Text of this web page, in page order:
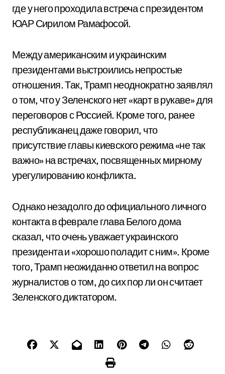
где у него проходила встреча с президентом
ЮАР Сирилом Рамафосой.
Между американским и украинским
президентами выстроились непростые
отношения. Так, Трамп неоднократно заявлял
о том, что у Зеленского нет «карт в рукаве» для
переговоров с Россией. Кроме того, ранее
республиканец даже говорил, что
присутствие главы киевского режима «не так
важно» на встречах, посвященных мирному
урегулированию конфликта.
Однако незадолго до официального личного
контакта в феврале глава Белого дома
сказал, что очень уважает украинского
президента и «хорошо поладит с ним». Кроме
того, Трамп неожиданно ответил на вопрос
журналистов о том, до сих пор ли он считает
Зеленского диктатором.